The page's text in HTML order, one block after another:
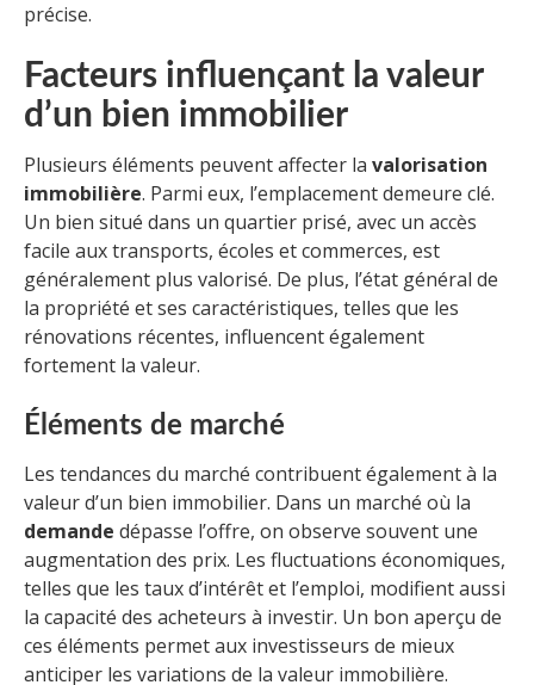
précise.
Facteurs influençant la valeur
d’un bien immobilier
Plusieurs éléments peuvent affecter la valorisation
immobilière. Parmi eux, l’emplacement demeure clé.
Un bien situé dans un quartier prisé, avec un accès
facile aux transports, écoles et commerces, est
généralement plus valorisé. De plus, l’état général de
la propriété et ses caractéristiques, telles que les
rénovations récentes, influencent également
fortement la valeur.
Éléments de marché
Les tendances du marché contribuent également à la
valeur d’un bien immobilier. Dans un marché où la
demande dépasse l’offre, on observe souvent une
augmentation des prix. Les fluctuations économiques,
telles que les taux d’intérêt et l’emploi, modifient aussi
la capacité des acheteurs à investir. Un bon aperçu de
ces éléments permet aux investisseurs de mieux
anticiper les variations de la valeur immobilière.